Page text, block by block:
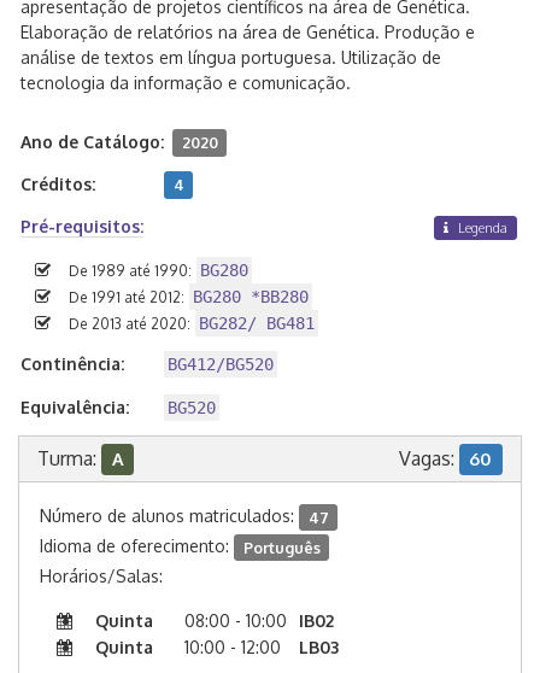
apresentação de projetos científicos na área de Genética.
Elaboração de relatórios na área de Genética. Produção e
análise de textos em língua portuguesa. Utilização de
tecnologia da informação e comunicação.
Ano de Catálogo: 2020
Créditos: 4
Pré-requisitos: Legenda
De 1989 até 1990: BG280
De 1991 até 2012: BG280 *BB280
De 2013 até 2020: BG282/ BG481
Continência: BG412/BG520
Equivalência: BG520
Turma: A Vagas: 60
Número de alunos matriculados: 47
Idioma de oferecimento: Português
Horários/Salas:
Quinta 08:00 - 10:00
IB02
Quinta
10:00 - 12:00
LB03